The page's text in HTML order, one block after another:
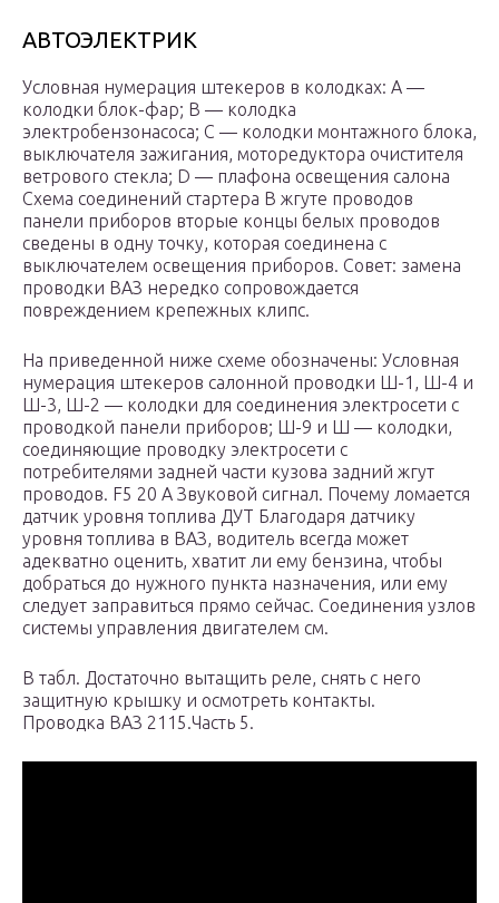
АВТОЭЛЕКТРИК
Условная нумерация штекеров в колодках: А —
колодки блок-фар; В — колодка
электробензонасоса; С — колодки монтажного блока,
выключателя зажигания, моторедуктора очистителя
ветрового стекла; D — плафона освещения салона
Схема соединений стартера В жгуте проводов
панели приборов вторые концы белых проводов
сведены в одну точку, которая соединена с
выключателем освещения приборов. Совет: замена
проводки ВАЗ нередко сопровождается
повреждением крепежных клипс.
На приведенной ниже схеме обозначены: Условная
нумерация штекеров салонной проводки Ш-1, Ш-4 и
Ш-3, Ш-2 — колодки для соединения электросети с
проводкой панели приборов; Ш-9 и Ш — колодки,
соединяющие проводку электросети с
потребителями задней части кузова задний жгут
проводов. F5 20 А Звуковой сигнал. Почему ломается
датчик уровня топлива ДУТ Благодаря датчику
уровня топлива в ВАЗ, водитель всегда может
адекватно оценить, хватит ли ему бензина, чтобы
добраться до нужного пункта назначения, или ему
следует заправиться прямо сейчас. Соединения узлов
системы управления двигателем см.
В табл. Достаточно вытащить реле, снять с него
защитную крышку и осмотреть контакты.
Проводка ВАЗ 2115.Часть 5.